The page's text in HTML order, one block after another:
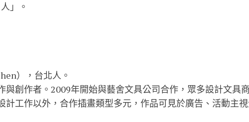
」。
），台北人。
與創作者。2009年開始與藝舍文具公司合作，眾多設計文具
計工作以外，合作插畫類型多元，作品可見於廣告、活動主